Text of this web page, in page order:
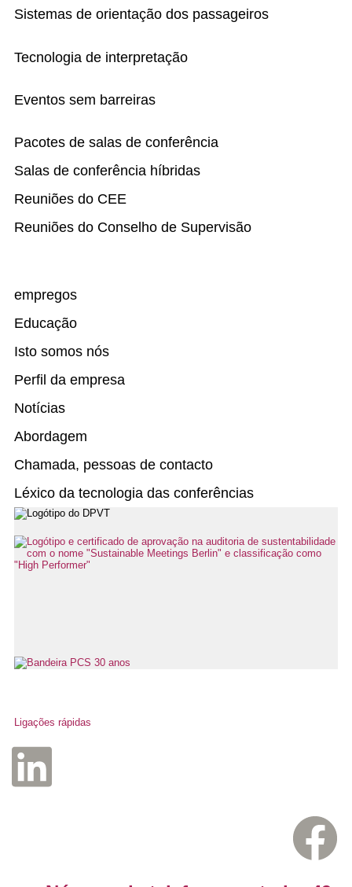
Sistemas de orientação dos passageiros
Tecnologia de interpretação
Eventos sem barreiras
Pacotes de salas de conferência
Salas de conferência híbridas
Reuniões do CEE
Reuniões do Conselho de Supervisão
empregos
Educação
Isto somos nós
Perfil da empresa
Notícias
Abordagem
Chamada, pessoas de contacto
Léxico da tecnologia das conferências
Ligações rápidas